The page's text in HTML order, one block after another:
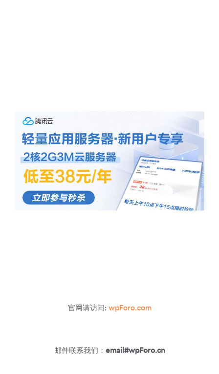
官网请访问: wpForo.com
邮件联系我们： email#wpForo.cn